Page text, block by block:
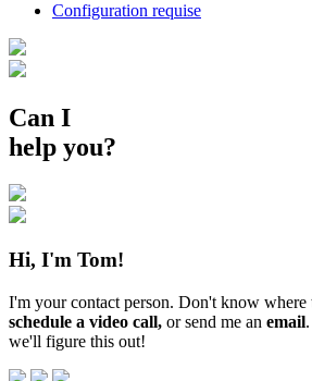
Configuration requise
Can I
help you?
Hi, I'm Tom!
I'm your contact person. Don't know where
schedule a video call, or send me an email
we'll figure this out!